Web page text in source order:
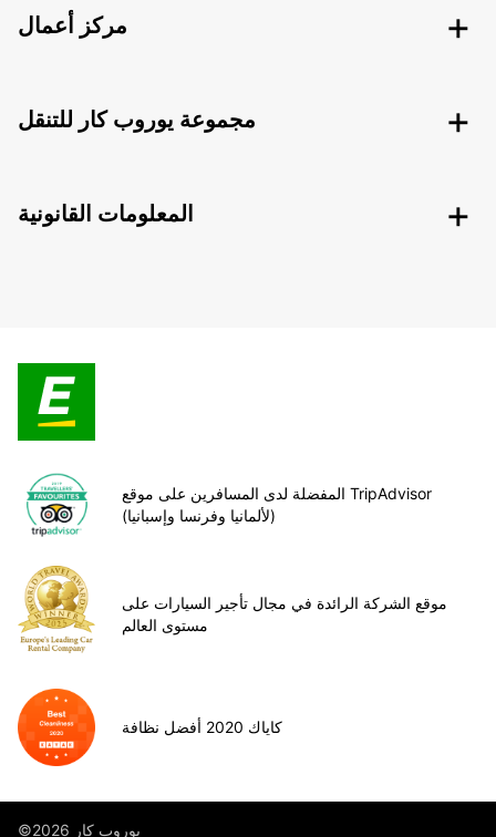
مركز أعمال
مجموعة يوروب كار للتنقل
المعلومات القانونية
المفضلة لدى المسافرين على موقع TripAdvisor
(لألمانيا وفرنسا وإسبانيا)
موقع الشركة الرائدة في مجال تأجير السيارات على
مستوى العالم
كاياك 2020 أفضل نظافة
©يوروب كار 2026